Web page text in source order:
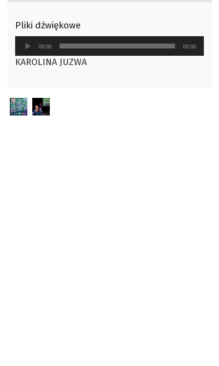
Pliki dźwiękowe
Odtwarzacz
plików
dźwiękowych
00:00 00:00
KAROLINA JUZWA